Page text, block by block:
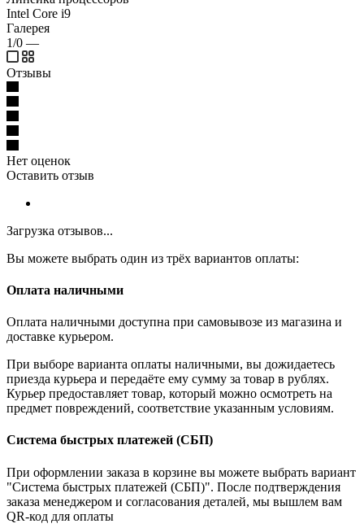
Intel Core i9
Галерея
1/0 —
Отзывы
Нет оценок
Оставить отзыв
Загрузка отзывов...
Вы можете выбрать один из трёх вариантов оплаты:
Оплата наличными
Оплата наличными доступна при самовывозе из магазина и
доставке курьером.
При выборе варианта оплаты наличными, вы дожидаетесь
приезда курьера и передаёте ему сумму за товар в рублях.
Курьер предоставляет товар, который можно осмотреть на
предмет повреждений, соответствие указанным условиям.
Система быстрых платежей (СБП)
При оформлении заказа в корзине вы можете выбрать вариант
"Система быстрых платежей (СБП)". После подтверждения
заказа менеджером и согласования деталей, мы вышлем вам
QR-код для оплаты